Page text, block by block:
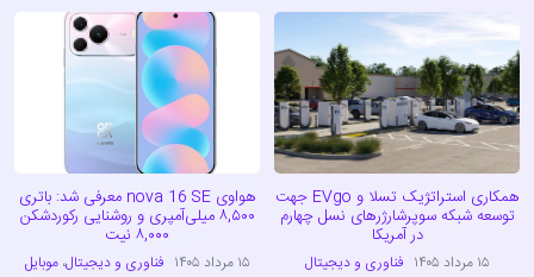
همکاری استراتژیک تسلا و EVgo جهت
توسعه شبکه سوپرشارژرهای نسل چهارم
در آمریکا
۱۵ مرداد ۱۴۰۵ فناوری و دیجیتال
هواوی nova 16 SE معرفی شد: باتری
۸,۵۰۰ میلی‌آمپری و روشنایی رکوردشکن
۸,۰۰۰ نیت
۱۵ مرداد ۱۴۰۵ فناوری و دیجیتال،موبایل